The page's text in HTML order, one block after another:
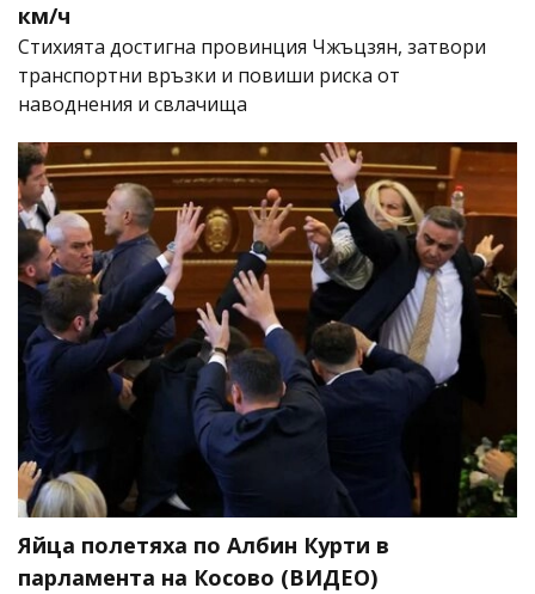
км/ч
Стихията достигна провинция Чжъцзян, затвори
транспортни връзки и повиши риска от
наводнения и свлачища
Яйца полетяха по Албин Курти в
парламента на Косово (ВИДЕО)